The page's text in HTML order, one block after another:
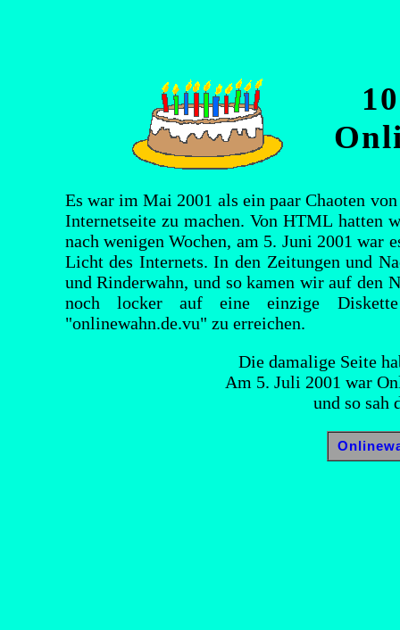
Es war im Mai 2001 als ein paar Chaoten
Internetseite zu machen. Von HTML hatten
nach wenigen Wochen, am 5. Juni 2001 war
Licht des Internets. In den Zeitungen und
und Rinderwahn, und so kamen wir auf den
noch locker auf eine einzige
"onlinewahn.de.vu" zu erreichen.
Die damalige Seite
Am 5. Juli 2001 war
und so sah